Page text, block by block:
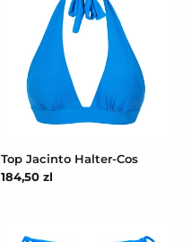
Top Jacinto Halter-Cos
Cena
184,50 zl
Bottom